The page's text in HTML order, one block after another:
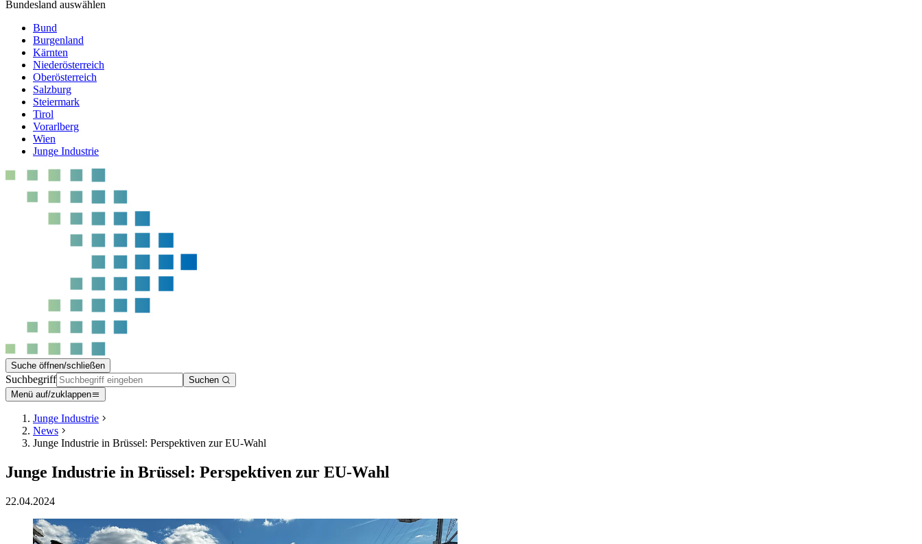
Bundesland auswählen
Bund
Burgenland
Kärnten
Niederösterreich
Oberösterreich
Salzburg
Steiermark
Tirol
Vorarlberg
Wien
Junge Industrie
Suche öffnen/schließen
Suchbegriff
Suchen
Menü auf/zuklappen
Junge Industrie
News
Junge Industrie in Brüssel: Perspektiven zur EU-Wahl
Junge Industrie in Brüssel: Perspektiven zur EU-Wahl
22.04.2024